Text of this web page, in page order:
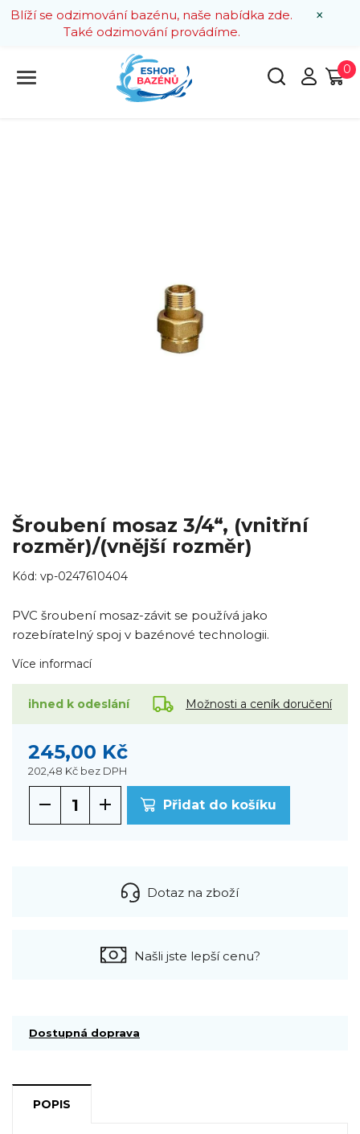
×
Blíží se odzimování bazénu, naše nabídka zde.
Také odzimování provádíme.
0
Šroubení mosaz 3/4“, (vnitřní
rozměr)/(vnější rozměr)
Kód: vp-0247610404
PVC šroubení mosaz-závit se používá jako
rozebíratelný spoj v bazénové technologii.
Více informací
ihned k odeslání Možnosti a ceník doručení
245,00 Kč
202,48 Kč bez DPH
Přidat do košíku
Dotaz na zboží
Našli jste lepší cenu?
Dostupná doprava
POPIS